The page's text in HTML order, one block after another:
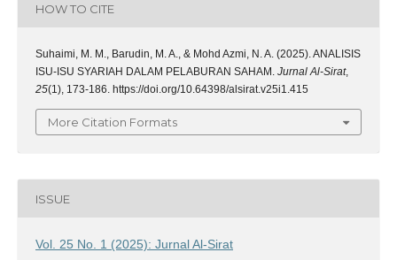
HOW TO CITE
Suhaimi, M. M., Barudin, M. A., & Mohd Azmi, N. A. (2025). ANALISIS
ISU-ISU SYARIAH DALAM PELABURAN SAHAM. Jurnal Al-Sirat,
25(1), 173-186. https://doi.org/10.64398/alsirat.v25i1.415
More Citation Formats
ISSUE
Vol. 25 No. 1 (2025): Jurnal Al-Sirat